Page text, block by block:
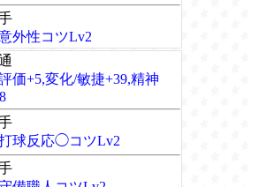
外性コツLv2
価+5,変化/敏捷+39,精神
球反応◯コツLv2